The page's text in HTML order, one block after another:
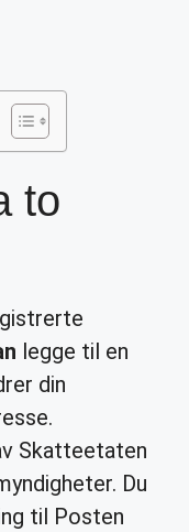
to
legge til en
din
Skatteetaten
Du
til Posten